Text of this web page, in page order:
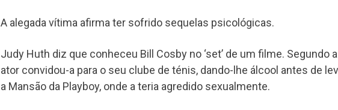
A alegada vítima afirma ter sofrido sequelas psicológicas.
Judy Huth diz que conheceu Bill Cosby no ‘set’ de um filme. Segundo
ator convidou-a para o seu clube de ténis, dando-lhe álcool antes de
a Mansão da Playboy, onde a teria agredido sexualmente.